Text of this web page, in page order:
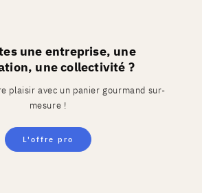
une entreprise, une
une collectivité ?
plaisir avec un panier gourmand sur-
mesure !
L'offre pro